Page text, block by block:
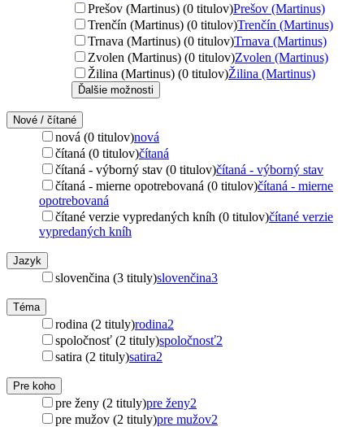
Prešov (Martinus) (0 titulov)Prešov (Martinus)
Trenčín (Martinus) (0 titulov)Trenčín (Martinus)
Trnava (Martinus) (0 titulov)Trnava (Martinus)
Zvolen (Martinus) (0 titulov)Zvolen (Martinus)
Žilina (Martinus) (0 titulov)Žilina (Martinus)
Ďalšie možnosti
Nové / čítané
nová (0 titulov)nová
čítaná (0 titulov)čítaná
čítaná - výborný stav (0 titulov)čítaná - výborný stav
čítaná - mierne opotrebovaná (0 titulov)čítaná - mierne
opotrebovaná
čítané verzie vypredaných kníh (0 titulov)čítané verzie
vypredaných kníh
Jazyk
slovenčina (3 tituly)slovenčina3
Téma
rodina (2 tituly)rodina2
spoločnosť (2 tituly)spoločnosť2
satira (2 tituly)satira2
Pre koho
pre ženy (2 tituly)pre ženy2
pre mužov (2 tituly)pre mužov2